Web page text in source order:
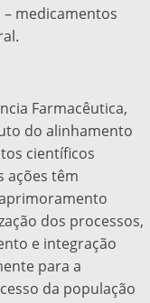
medicamentos
Farmacêutica,
do alinhamento
científicos
ações têm
dos processos,
e integração
para a
da população